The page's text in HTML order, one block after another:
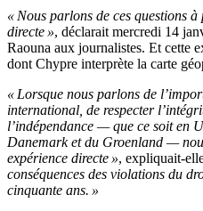
« Nous parlons de ces questions
directe », déclarait mercredi 14
Raouna aux journalistes. Et cette
dont Chypre interprète la carte
« Lorsque nous parlons de
international, de respecter
l’indépendance — que ce soit en
Danemark et du Groenland —
expérience directe », expliquait-
conséquences des violations du
cinquante ans. »